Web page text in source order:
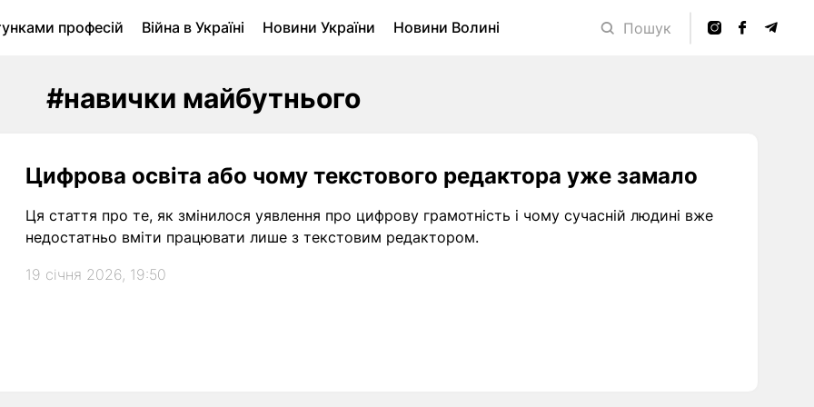
професій Війна в Україні Новини України
Новини Волині
Пошук
#навички майбутнього
Цифрова освіта або чому текстового редактора уже замало
Ця стаття про те, як змінилося уявлення про цифрову грамотність і чому сучасній людині вже
недостатньо вміти працювати лише з текстовим редактором.
19 січня 2026, 19:50